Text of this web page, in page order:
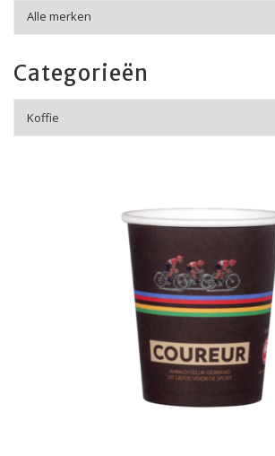
Categorieën